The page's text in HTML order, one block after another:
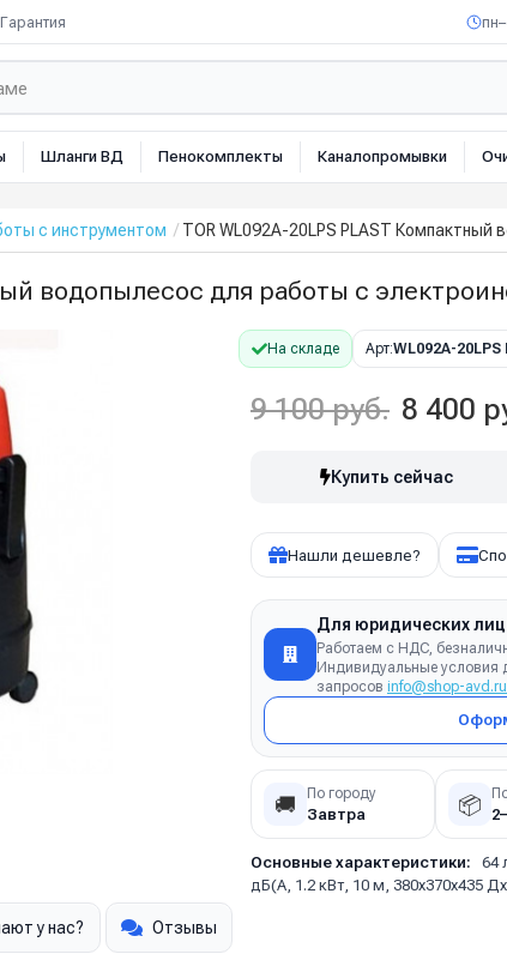
Гарантия
Шланги ВД Пенокомплекты Каналопромывки
с инструментом TOR WL092A-20LPS PLAST
водопылесос для работы с
На складе Арт:WL092A-20LPS
9 100 руб. 8 400
Купить сейчас
Нашли дешевле?
Для юридических лиц
Работаем с НДС,
Индивидуальные условия
запросов info@shop-avd.ru
🚚 По городу
Завтра 📦
Основные характеристики:
64
дБ(А, 1.2 кВт, 10 м, 380х370х435
у нас? Отзывы